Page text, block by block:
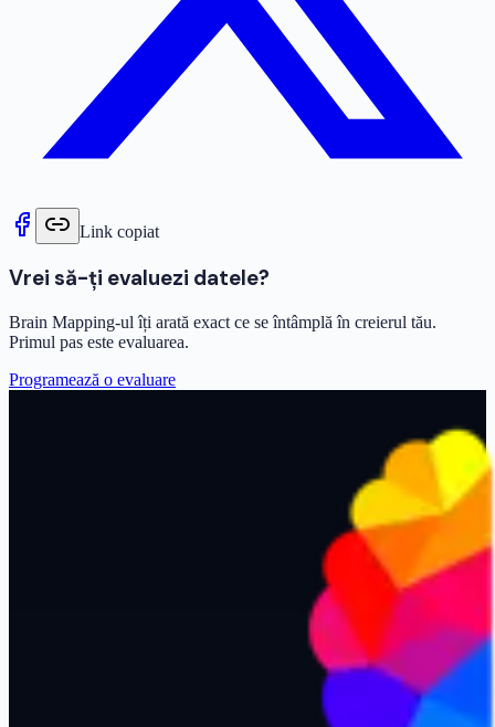
Link copiat
Vrei să-ți evaluezi datele?
Brain Mapping-ul îți arată exact ce se întâmplă în creierul tău.
Primul pas este evaluarea.
Programează o evaluare